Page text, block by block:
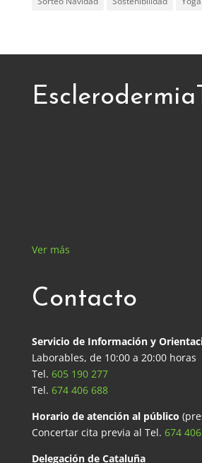
Ver más
Contacto
Servicio de Información y
Laborables, de 10:00 a 20:00 horas
Tel. 605 190 277
Tel. 674 406 688
Horario de atención al público
Concertar cita previa al Tel. 674
Delegación de Cataluña